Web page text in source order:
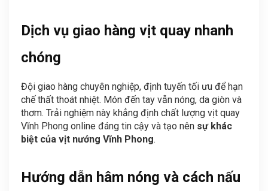
Dịch vụ giao hàng vịt quay nhanh
chóng
Đội giao hàng chuyên nghiệp, định tuyến tối ưu để hạn
chế thất thoát nhiệt. Món đến tay vẫn nóng, da giòn và
thơm. Trải nghiệm này khẳng định chất lượng vịt quay
Vĩnh Phong online đáng tin cậy và tạo nên sự khác
biệt của vịt nướng Vĩnh Phong.
Hướng dẫn hâm nóng và cách nấu